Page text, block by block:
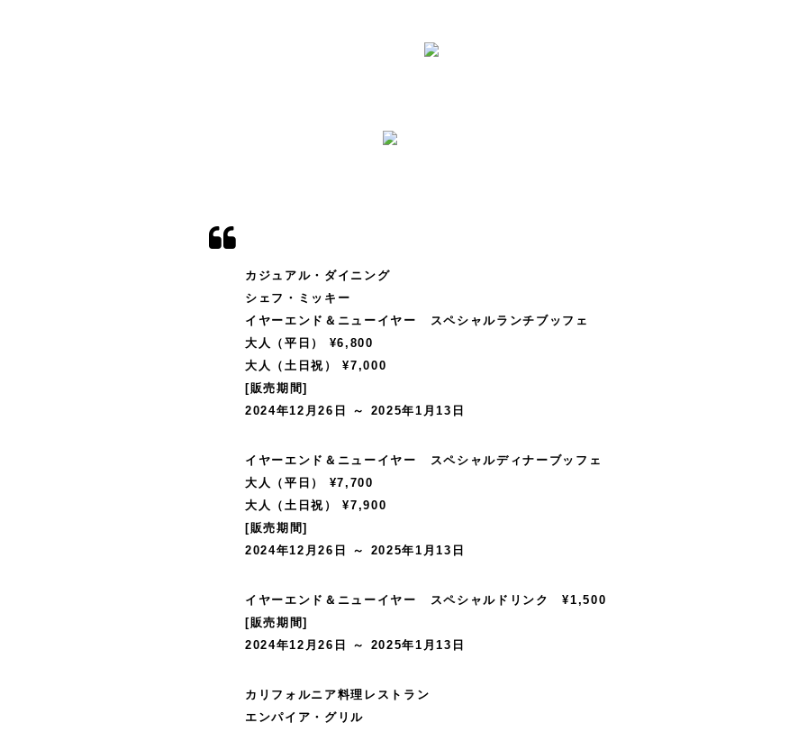
カジュアル・ダイニング
シェフ・ミッキー
イヤーエンド＆ニューイヤー スペシャルランチブッフェ
大人（平日） ¥6,800
大人（土日祝） ¥7,000
[販売期間]
2024年12月26日 ～ 2025年1月13日
イヤーエンド＆ニューイヤー スペシャルディナーブッフェ
大人（平日） ¥7,700
大人（土日祝） ¥7,900
[販売期間]
2024年12月26日 ～ 2025年1月13日
イヤーエンド＆ニューイヤー スペシャルドリンク ¥1,500
[販売期間]
2024年12月26日 ～ 2025年1月13日
カリフォルニア料理レストラン
エンパイア・グリル